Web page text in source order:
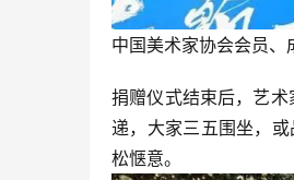
中国美术家协会会员
捐赠仪式结束后，艺
递，大家三五围坐，
松惬意。